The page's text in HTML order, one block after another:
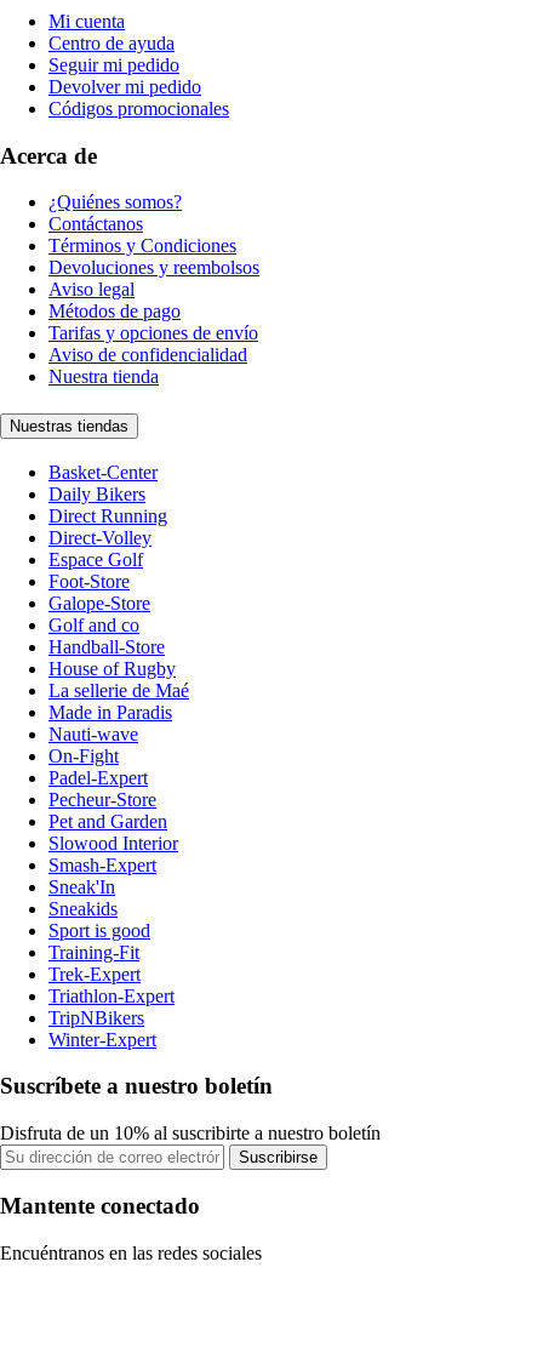
Mi cuenta
Centro de ayuda
Seguir mi pedido
Devolver mi pedido
Códigos promocionales
Acerca de
¿Quiénes somos?
Contáctanos
Términos y Condiciones
Devoluciones y reembolsos
Aviso legal
Métodos de pago
Tarifas y opciones de envío
Aviso de confidencialidad
Nuestra tienda
Nuestras tiendas
Basket-Center
Daily Bikers
Direct Running
Direct-Volley
Espace Golf
Foot-Store
Galope-Store
Golf and co
Handball-Store
House of Rugby
La sellerie de Maé
Made in Paradis
Nauti-wave
On-Fight
Padel-Expert
Pecheur-Store
Pet and Garden
Slowood Interior
Smash-Expert
Sneak'In
Sneakids
Sport is good
Training-Fit
Trek-Expert
Triathlon-Expert
TripNBikers
Winter-Expert
Suscríbete a nuestro boletín
Disfruta de un 10% al suscribirte a nuestro boletín
Suscribirse
Mantente conectado
Encuéntranos en las redes sociales